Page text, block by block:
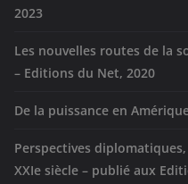
2023
Les nouvelles routes de la
– Editions du Net, 2020
De la puissance en
Perspectives
XXIe siècle – publié aux